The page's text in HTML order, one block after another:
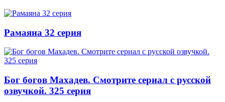
Рамаяна 32 серия
Бог богов Махадев. Смотрите сериал с русской
озвучкой. 325 серия